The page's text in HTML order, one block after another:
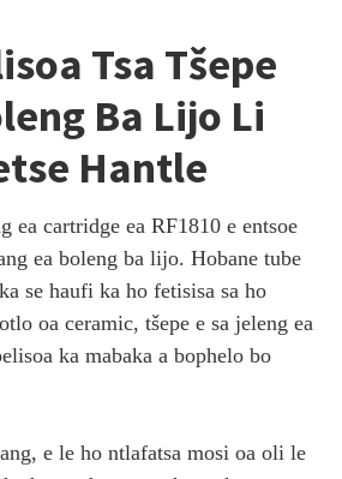
Tsa Tšepe
Ba Lijo Li
Hantle
ea cartridge ea RF1810 e entsoe
ea boleng ba lijo. Hobane tube
se haufi ka ho fetisisa sa ho
oa ceramic, tšepe e sa jeleng ea
ka mabaka a bophelo bo
e le ho ntlafatsa mosi oa oli le